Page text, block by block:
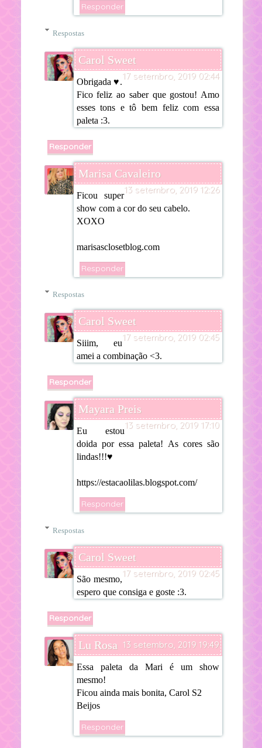
Responder
Respostas
Carol Sweet
17 setembro, 2019 02:44
Obrigada ♥.
Fico feliz ao saber que gostou! Amo
esses tons e tô bem feliz com essa
paleta :3.
Responder
Marisa Cavaleiro
13 setembro, 2019 12:26
Ficou super
show com a cor do seu cabelo.
XOXO
marisasclosetblog.com
Responder
Respostas
Carol Sweet
17 setembro, 2019 02:45
Siiim, eu
amei a combinação <3.
Responder
Mayara Preis
13 setembro, 2019 17:10
Eu estou
doida por essa paleta! As cores são
lindas!!!♥
https://estacaolilas.blogspot.com/
Responder
Respostas
Carol Sweet
17 setembro, 2019 02:45
São mesmo,
espero que consiga e goste :3.
Responder
Lu Rosa 13 setembro, 2019 19:49
Essa paleta da Mari é um show
mesmo!
Ficou ainda mais bonita, Carol S2
Beijos
Responder